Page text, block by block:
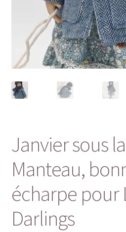
Janvier sous
Manteau,
écharpe pour
Darlings